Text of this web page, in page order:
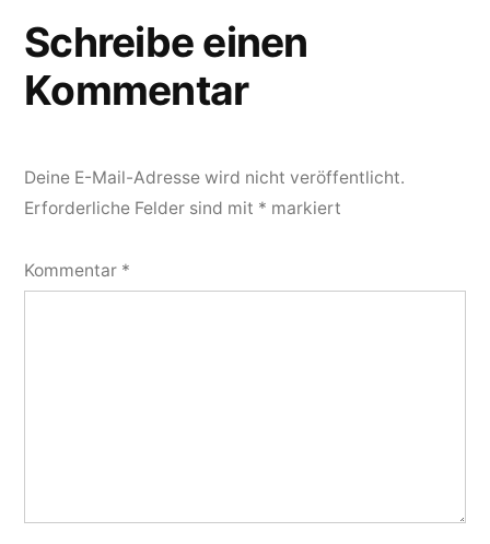
Schreibe einen
Kommentar
Deine E-Mail-Adresse wird nicht veröffentlicht.
Erforderliche Felder sind mit * markiert
Kommentar *